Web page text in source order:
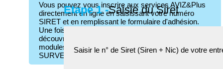
Vous pouvez vous inscrire aux services AVIZ&Plus
directement en ligne en saisissant votre numéro
SIRET et en remplissant le formulaire d'adhésion.
Une fois votre souscription validée, vous pourrez
découvrir en toute autonomie l'ensemble des
modules
AVIZ&Plus: CIBLER - CONSULTER &
SURVEILLER - PILOTER.
Etape 1 -Saisie du Siret
Saisir le n° de Siret (Siren + Nic) de votre